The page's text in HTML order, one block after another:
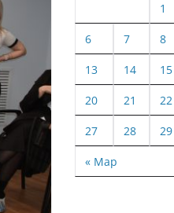
« Мар
1
6 7 8
13 14 15
20 21 22
27 28 29